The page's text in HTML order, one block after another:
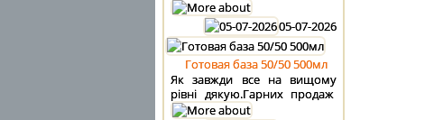
05-07-2026
Готовая база 50/50 500мл
Як завжди все на вищому
рівні дякую.Гарних продаж